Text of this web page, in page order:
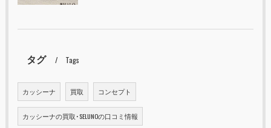
タグ Tags
カッシーナ 買取 コンセプト
カッシーナの買取･SELUNOの口コミ情報